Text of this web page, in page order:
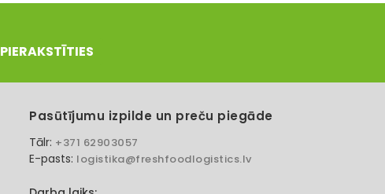
PIERAKSTĪTIES
Pasūtījumu izpilde un preču piegāde
Tālr: +371 62903057
E-pasts: logistika@freshfoodlogistics.lv